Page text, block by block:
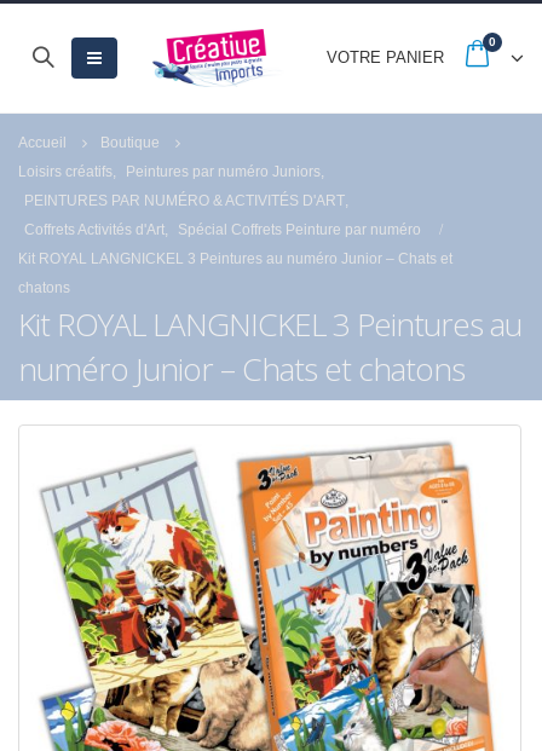
VOTRE PANIER
0
Accueil
Boutique
Loisirs créatifs
Peintures par numéro Juniors
PEINTURES PAR NUMÉRO & ACTIVITÉS D'ART
Coffrets Activités d'Art
Spécial Coffrets Peinture par numéro
Kit ROYAL LANGNICKEL 3 Peintures au numéro Junior – Chats et
chatons
Kit ROYAL LANGNICKEL 3 Peintures au
numéro Junior – Chats et chatons